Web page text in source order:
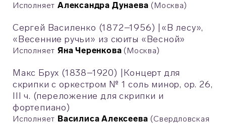
Исполняет Александра Дунаева (Москва)
Сергей Василенко (1872–1956)
«В лесу»,
«Весенние ручьи» из сюиты «Весной»
Исполняет Яна Черенкова (Москва)
Макс Брух (1838–1920)
Концерт для
скрипки с оркестром № 1 соль минор, op. 26,
III ч. (переложение для скрипки и
фортепиано)
Исполняет Василиса Алексеева (Свердловская